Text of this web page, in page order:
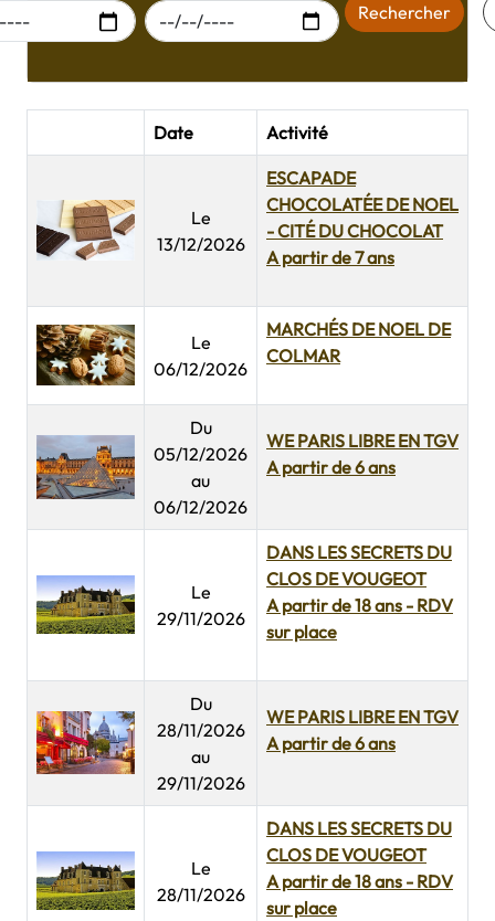
Rechercher
Date Activité
Le
13/12/2026
ESCAPADE
CHOCOLATÉE DE NOEL
- CITÉ DU CHOCOLAT
A partir de 7 ans
Le
06/12/2026
MARCHÉS DE NOEL DE
COLMAR
Du
05/12/2026
au
06/12/2026
WE PARIS LIBRE EN TGV
A partir de 6 ans
Le
29/11/2026
DANS LES SECRETS DU
CLOS DE VOUGEOT
A partir de 18 ans - RDV
sur place
Du
28/11/2026
au
29/11/2026
WE PARIS LIBRE EN TGV
A partir de 6 ans
Le
28/11/2026
DANS LES SECRETS DU
CLOS DE VOUGEOT
A partir de 18 ans - RDV
sur place